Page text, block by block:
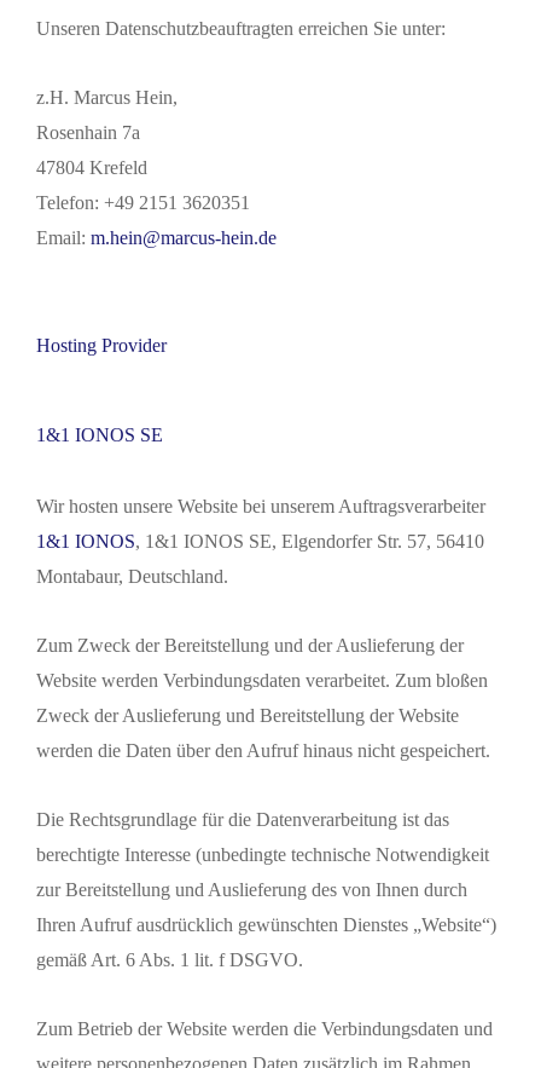
Unseren Datenschutzbeauftragten erreichen Sie unter:
z.H. Marcus Hein,
Rosenhain 7a
47804 Krefeld
Telefon: +49 2151 3620351
Email: m.hein@marcus-hein.de
Hosting Provider
1&1 IONOS SE
Wir hosten unsere Website bei unserem Auftragsverarbeiter
1&1 IONOS, 1&1 IONOS SE, Elgendorfer Str. 57, 56410
Montabaur, Deutschland.
Zum Zweck der Bereitstellung und der Auslieferung der
Website werden Verbindungsdaten verarbeitet. Zum bloßen
Zweck der Auslieferung und Bereitstellung der Website
werden die Daten über den Aufruf hinaus nicht gespeichert.
Die Rechtsgrundlage für die Datenverarbeitung ist das
berechtigte Interesse (unbedingte technische Notwendigkeit
zur Bereitstellung und Auslieferung des von Ihnen durch
Ihren Aufruf ausdrücklich gewünschten Dienstes „Website“)
gemäß Art. 6 Abs. 1 lit. f DSGVO.
Zum Betrieb der Website werden die Verbindungsdaten und
weitere personenbezogenen Daten zusätzlich im Rahmen